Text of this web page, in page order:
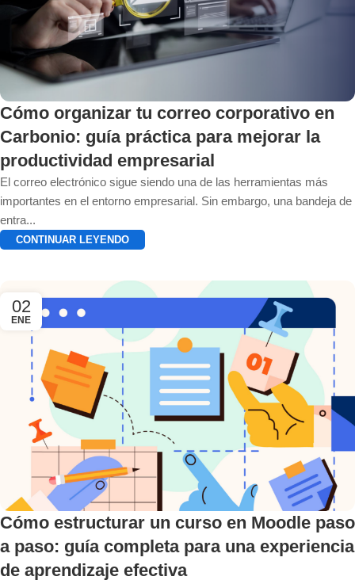
Cómo organizar tu correo corporativo en
Carbonio: guía práctica para mejorar la
productividad empresarial
El correo electrónico sigue siendo una de las herramientas más
importantes en el entorno empresarial. Sin embargo, una bandeja de
entra...
CONTINUAR LEYENDO
02
ENE
Cómo estructurar un curso en Moodle paso
a paso: guía completa para una experiencia
de aprendizaje efectiva